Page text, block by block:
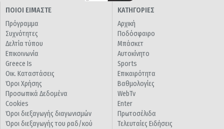
ΠΟΙΟΙ ΕΙΜΑΣΤΕ
Πρόγραμμα
Συχνότητες
Δελτία τύπου
Επικοινωνία
Greece Is
Οικ. Καταστάσεις
Όροι Χρήσης
Προσωπικά Δεδομένα
Cookies
Όροι διεξαγωγής διαγωνισμών
Όροι διεξαγωγής του ραδ/κού
ΚΑΤΗΓΟΡΙΕΣ
Αρχική
Ποδόσφαιρο
Μπάσκετ
Αυτοκίνητο
Sports
Επικαιρότητα
Βαθμολογίες
WebTv
Enter
Πρωτοσέλιδα
Τελευταίες Ειδήσεις